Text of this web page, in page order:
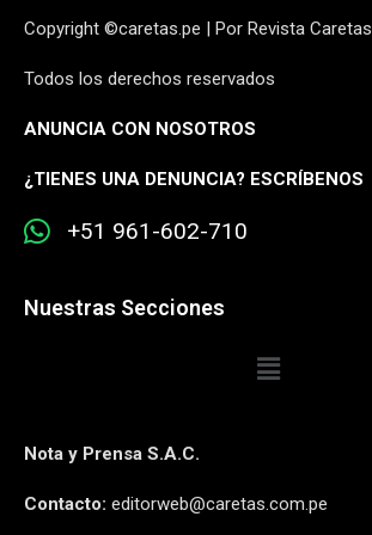
Copyright ©caretas.pe | Por Revista Caretas
Todos los derechos reservados
ANUNCIA CON NOSOTROS
¿TIENES UNA DENUNCIA? ESCRÍBENOS
+51 961-602-710
Nuestras Secciones
Nota y Prensa S.A.C.
Contacto: editorweb@caretas.com.pe